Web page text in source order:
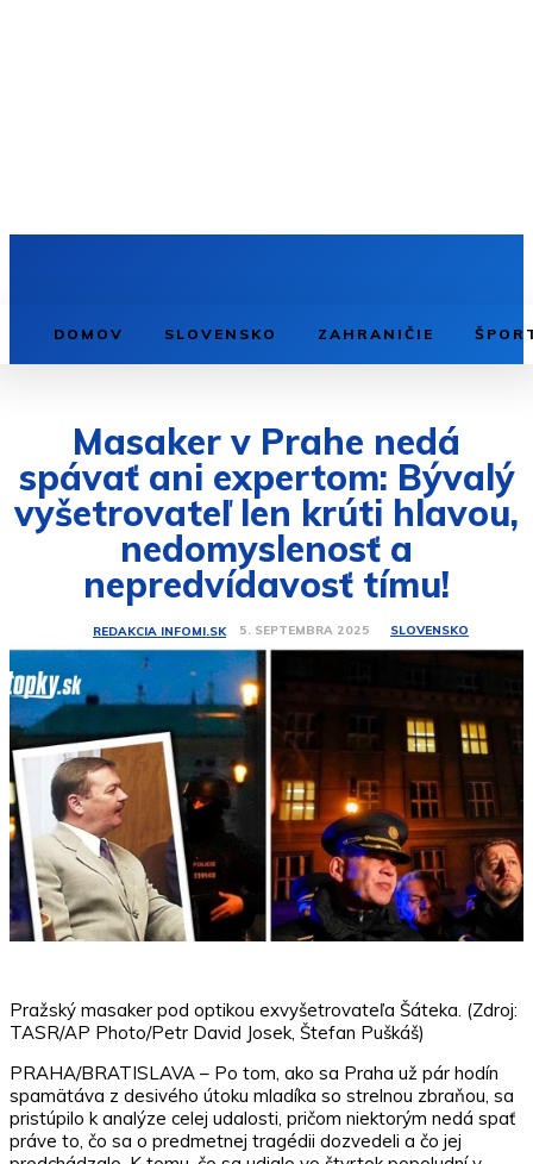
DOMOV SLOVENSKO ZAHRANIČIE
Masaker v Prahe nedá
spávať ani expertom: Bývalý
vyšetrovateľ len krúti hlavou,
nedomyslenosť a
nepredvídavosť tímu!
REDAKCIA INFOMI.SK 5. SEPTEMBRA 2025 SLOVENSKO
Pražský masaker pod optikou exvyšetrovateľa Šáteka. (Zdroj:
TASR/AP Photo/Petr David Josek, Štefan Puškáš)
PRAHA/BRATISLAVA – Po tom, ako sa Praha už pár hodín
spamätáva z desivého útoku mladíka so strelnou zbraňou, sa
pristúpilo k analýze celej udalosti, pričom niektorým nedá spať
práve to, čo sa o predmetnej tragédii dozvedeli a čo jej